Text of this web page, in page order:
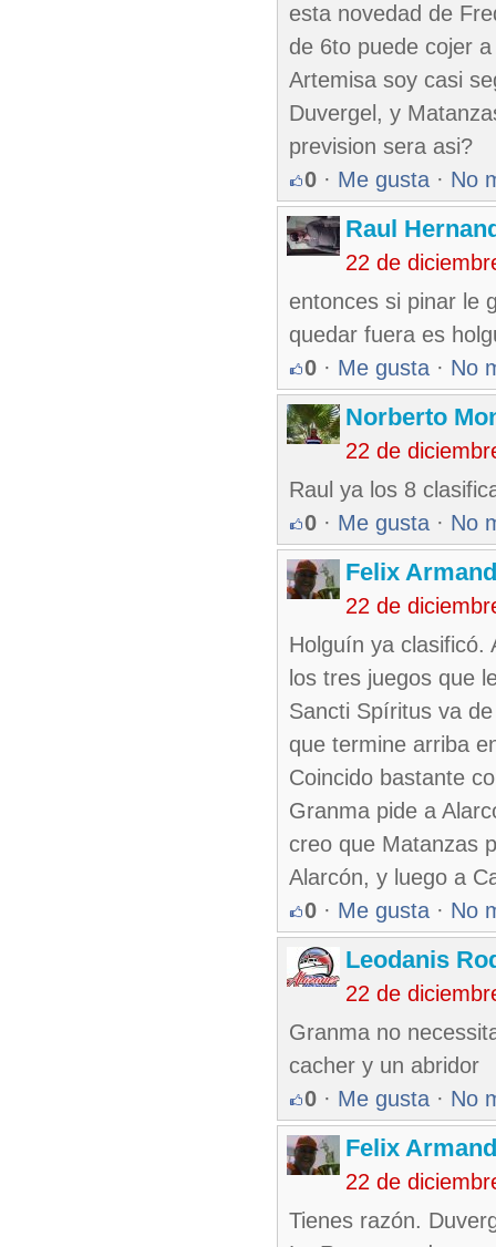
esta novedad de
de 6to puede cojer
Artemisa soy casi
Duvergel, y
prevision sera asi?
0 · Me gusta · No
Raul
22 de
entonces si pinar le
quedar fuera es
0 · Me gusta · No
Norberto
22 de
Raul ya los 8
0 · Me gusta · No
Felix
22 de
Holguín ya clasificó.
los tres juegos que
Sancti Spíritus va
que termine arriba
Coincido bastante
Granma pide a
creo que Matanzas
Alarcón, y luego a
0 · Me gusta · No
Leodanis
22 de
Granma no
cacher y un abridor
0 · Me gusta · No
Felix
22 de
Tienes razón.